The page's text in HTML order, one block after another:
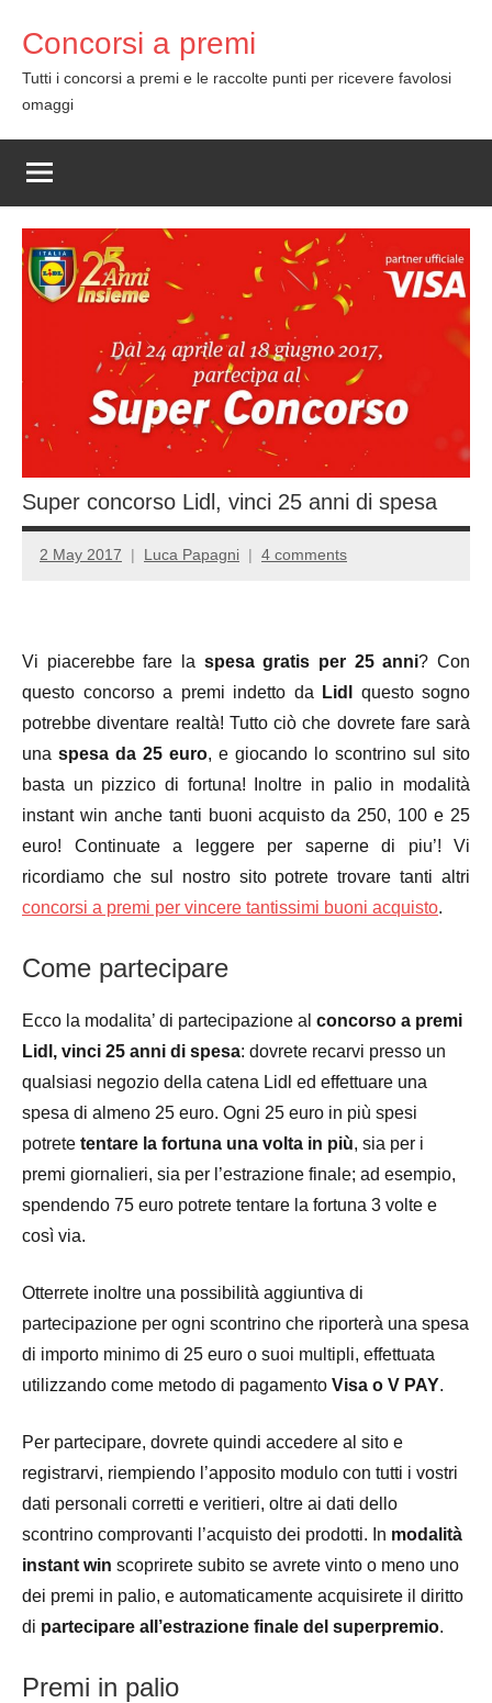
content
Concorsi a premi
Tutti i concorsi a premi e le raccolte punti per ricevere favolosi
omaggi
Super concorso Lidl, vinci 25 anni di spesa
2 May 2017 Luca Papagni 4 comments
Vi piacerebbe fare la spesa gratis per 25 anni? Con
questo concorso a premi indetto da
Lidl questo sogno
potrebbe diventare realtà! Tutto ciò che dovrete fare sarà
una spesa da 25 euro, e giocando lo scontrino sul sito
basta un pizzico di fortuna! Inoltre in palio in modalità
instant win anche tanti buoni acquisto da 250, 100 e 25
euro! Continuate a leggere per saperne di piu’! Vi
ricordiamo che sul nostro sito potrete trovare tanti altri
concorsi a premi per vincere tantissimi buoni acquisto.
Come partecipare
Ecco la modalita’ di partecipazione al concorso a premi
Lidl, vinci 25 anni di spesa: dovrete recarvi presso un
qualsiasi negozio della catena Lidl ed effettuare una
spesa di almeno 25 euro. Ogni 25 euro in più spesi
potrete tentare la fortuna una volta in più, sia per i
premi giornalieri, sia per l’estrazione finale; ad esempio,
spendendo 75 euro potrete tentare la fortuna 3 volte e
così via.
Otterrete inoltre una possibilità aggiuntiva di
partecipazione per ogni scontrino che riporterà una spesa
di importo minimo di 25 euro o suoi multipli, effettuata
utilizzando come metodo di pagamento Visa o V PAY.
Per partecipare, dovrete quindi accedere al sito e
registrarvi, riempiendo l’apposito modulo con tutti i vostri
dati personali corretti e veritieri, oltre ai dati dello
scontrino comprovanti l’acquisto dei prodotti. In modalità
instant win scoprirete subito se avrete vinto o meno uno
dei premi in palio, e automaticamente acquisirete il diritto
di partecipare all’estrazione finale del superpremio.
Premi in palio